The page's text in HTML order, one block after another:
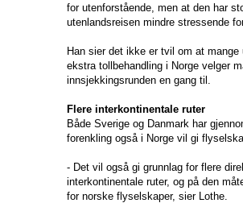
for utenforstående, men at den har
utenlandsreisen mindre stressende
Han sier det ikke er tvil om at
ekstra tollbehandling i Norge velger
innsjekkingsrunden en gang til.
Flere interkontinentale ruter
Både Sverige og Danmark har
forenkling også i Norge vil gi
- Det vil også gi grunnlag for flere
interkontinentale ruter, og på den
for norske flyselskaper, sier Lothe.